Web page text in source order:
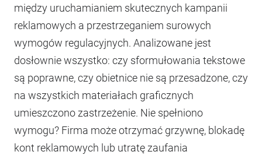
między uruchamianiem skutecznych kampanii
reklamowych a przestrzeganiem surowych
wymogów regulacyjnych. Analizowane jest
dosłownie wszystko: czy sformułowania tekstowe
są poprawne, czy obietnice nie są przesadzone, czy
na wszystkich materiałach graficznych
umieszczono zastrzeżenie. Nie spełniono
wymogu? Firma może otrzymać grzywnę, blokadę
kont reklamowych lub utratę zaufania